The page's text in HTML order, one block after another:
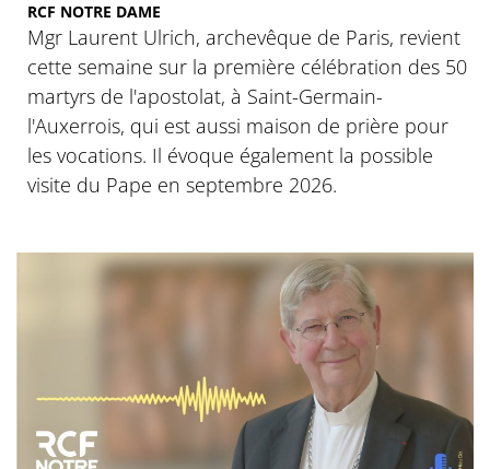
RCF NOTRE DAME
Mgr Laurent Ulrich, archevêque de Paris, revient
cette semaine sur la première célébration des 50
martyrs de l'apostolat, à Saint-Germain-
l'Auxerrois, qui est aussi maison de prière pour
les vocations. Il évoque également la possible
visite du Pape en septembre 2026.